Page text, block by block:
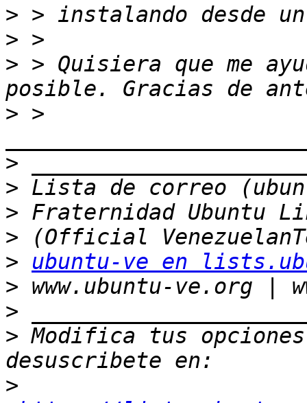
>
>
> > Quisiera que me
> >
>
>
>
>
>
ubuntu-ve en
>
>
> Modifica tus
>